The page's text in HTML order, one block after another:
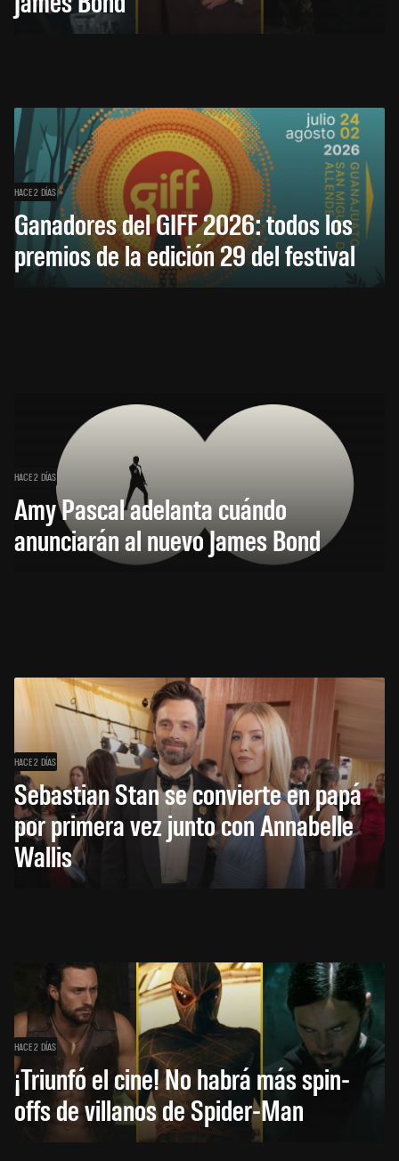
HACE 2 DÍAS
Ganadores del GIFF 2026: todos los
premios de la edición 29 del festival
HACE 2 DÍAS
Amy Pascal adelanta cuándo
anunciarán al nuevo James Bond
HACE 2 DÍAS
Sebastian Stan se convierte en papá
por primera vez junto con Annabelle
Wallis
HACE 2 DÍAS
¡Triunfó el cine! No habrá más spin-
offs de villanos de Spider-Man